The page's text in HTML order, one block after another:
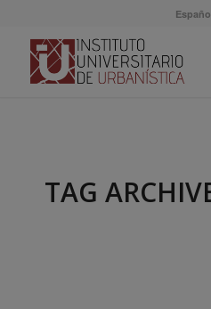
TAG